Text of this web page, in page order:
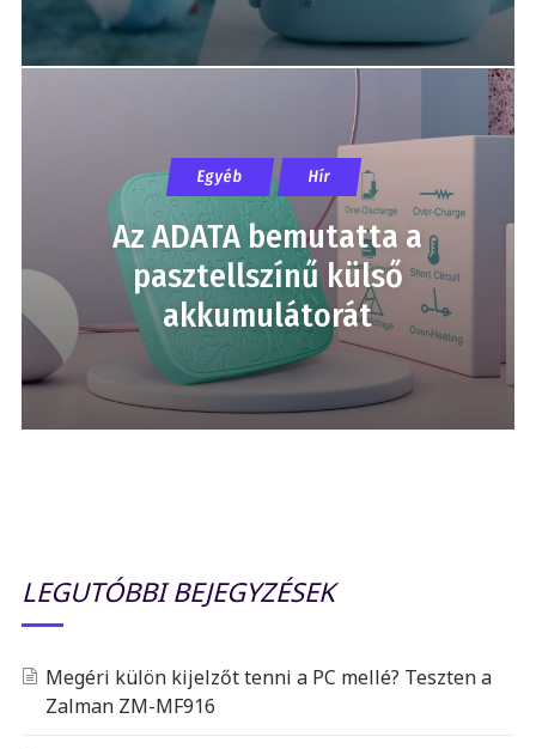
Egyéb Hír
Az ADATA bemutatta a
pasztellszínű külső
akkumulátorát
LEGUTÓBBI BEJEGYZÉSEK
Megéri külön kijelzőt tenni a PC mellé? Teszten a
Zalman ZM-MF916